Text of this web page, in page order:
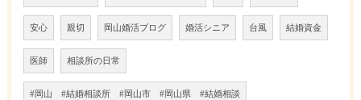
安心 親切 岡山婚活ブログ 婚活シニア 台風 結婚資金
医師 相談所の日常
#岡山 #結婚相談所 #岡山市 #岡山県 #結婚相談